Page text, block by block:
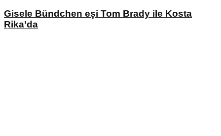
Gisele Bündchen eşi Tom Brady ile Kosta
Rika’da